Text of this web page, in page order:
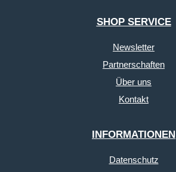
SHOP SERVICE
Newsletter
Partnerschaften
Über uns
Kontakt
INFORMATIONEN
Datenschutz